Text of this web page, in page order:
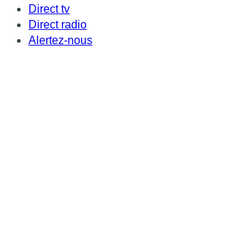
Direct tv
Direct radio
Alertez-nous